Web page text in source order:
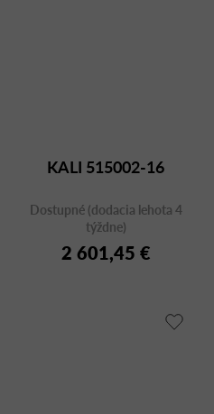
KALI 515002-16
Dostupné (dodacia lehota 4
týždne)
2 601,45 €